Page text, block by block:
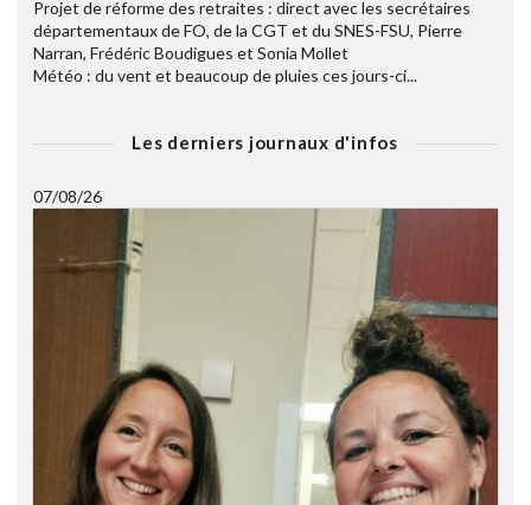
Projet de réforme des retraites : direct avec les secrétaires
départementaux de FO, de la CGT et du SNES-FSU, Pierre
Narran, Frédéric Boudigues et Sonia Mollet
Météo : du vent et beaucoup de pluies ces jours-ci...
Les derniers journaux d'infos
07/08/26